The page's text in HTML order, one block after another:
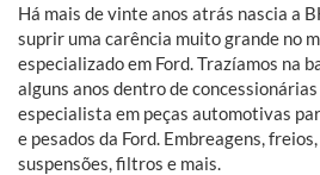
Há mais de vinte anos atrás nascia a
suprir uma carência muito grande no
especializado em Ford. Trazíamos na
alguns anos dentro de
especialista em peças automotivas
e pesados da Ford. Embreagens,
suspensões, filtros e mais.